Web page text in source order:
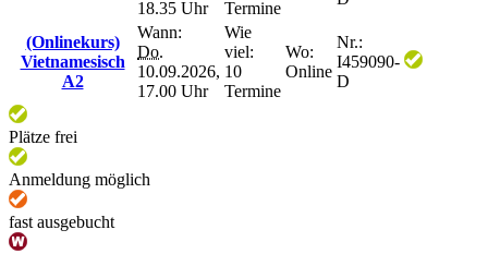
18.35 Uhr
Termine
(Onlinekurs)
Vietnamesisch
A2
Wann:
Do.
10.09.2026,
17.00 Uhr
Wie
viel:
10
Termine
Wo:
Online
Nr.:
I459090-
D
Plätze frei
Anmeldung möglich
fast ausgebucht